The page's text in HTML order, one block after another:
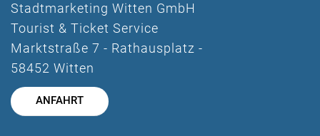
Stadtmarketing Witten GmbH
Tourist & Ticket Service
Marktstraße 7 - Rathausplatz -
58452 Witten
ANFAHRT